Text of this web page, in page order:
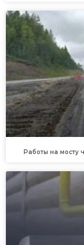
Работы на мосту